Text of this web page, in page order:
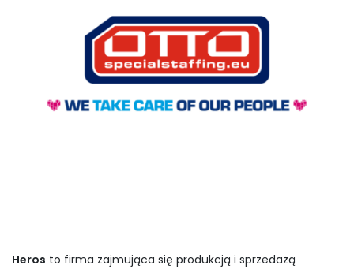
Heros to firma zajmująca się produkcją i sprzedażą